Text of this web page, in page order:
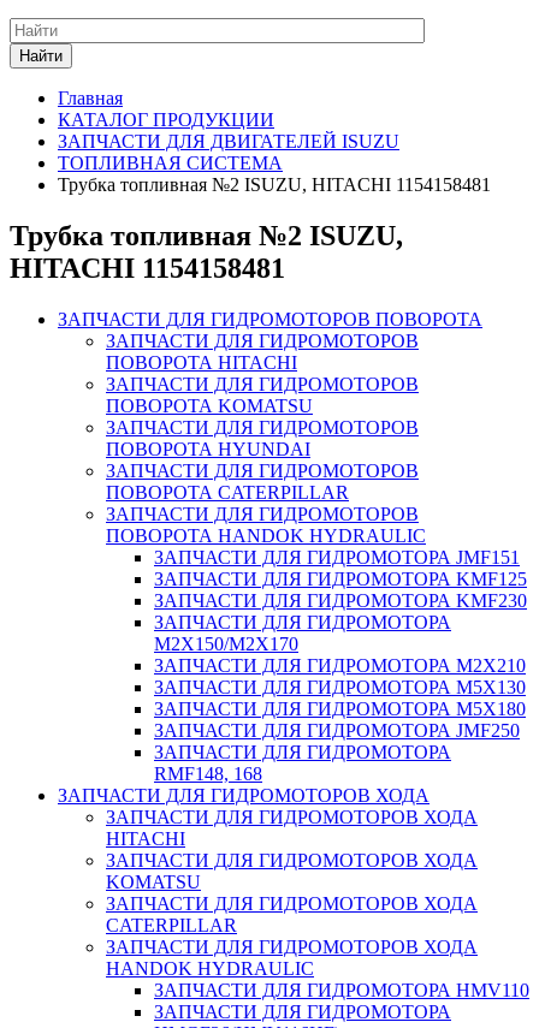
Найти
Главная
КАТАЛОГ ПРОДУКЦИИ
ЗАПЧАСТИ ДЛЯ ДВИГАТЕЛЕЙ ISUZU
ТОПЛИВНАЯ СИСТЕМА
Трубка топливная №2 ISUZU, HITACHI 1154158481
Трубка топливная №2 ISUZU,
HITACHI 1154158481
ЗАПЧАСТИ ДЛЯ ГИДРОМОТОРОВ ПОВОРОТА
ЗАПЧАСТИ ДЛЯ ГИДРОМОТОРОВ
ПОВОРОТА HITACHI
ЗАПЧАСТИ ДЛЯ ГИДРОМОТОРОВ
ПОВОРОТА KOMATSU
ЗАПЧАСТИ ДЛЯ ГИДРОМОТОРОВ
ПОВОРОТА HYUNDAI
ЗАПЧАСТИ ДЛЯ ГИДРОМОТОРОВ
ПОВОРОТА CATERPILLAR
ЗАПЧАСТИ ДЛЯ ГИДРОМОТОРОВ
ПОВОРОТА HANDOK HYDRAULIC
ЗАПЧАСТИ ДЛЯ ГИДРОМОТОРА JMF151
ЗАПЧАСТИ ДЛЯ ГИДРОМОТОРА KMF125
ЗАПЧАСТИ ДЛЯ ГИДРОМОТОРА KMF230
ЗАПЧАСТИ ДЛЯ ГИДРОМОТОРА
M2X150/M2X170
ЗАПЧАСТИ ДЛЯ ГИДРОМОТОРА M2X210
ЗАПЧАСТИ ДЛЯ ГИДРОМОТОРА M5X130
ЗАПЧАСТИ ДЛЯ ГИДРОМОТОРА M5X180
ЗАПЧАСТИ ДЛЯ ГИДРОМОТОРА JMF250
ЗАПЧАСТИ ДЛЯ ГИДРОМОТОРА
RMF148, 168
ЗАПЧАСТИ ДЛЯ ГИДРОМОТОРОВ ХОДА
ЗАПЧАСТИ ДЛЯ ГИДРОМОТОРОВ ХОДА
HITACHI
ЗАПЧАСТИ ДЛЯ ГИДРОМОТОРОВ ХОДА
KOMATSU
ЗАПЧАСТИ ДЛЯ ГИДРОМОТОРОВ ХОДА
CATERPILLAR
ЗАПЧАСТИ ДЛЯ ГИДРОМОТОРОВ ХОДА
HANDOK HYDRAULIC
ЗАПЧАСТИ ДЛЯ ГИДРОМОТОРА HMV110
ЗАПЧАСТИ ДЛЯ ГИДРОМОТОРА